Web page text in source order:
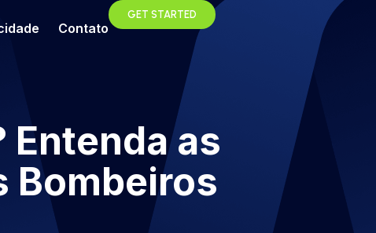
Contato
GET STARTED
Entenda as
Bombeiros